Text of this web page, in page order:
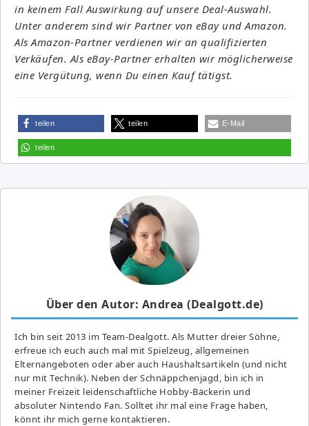
in keinem Fall Auswirkung auf unsere Deal-Auswahl.
Unter anderem sind wir Partner von eBay und Amazon.
Als Amazon-Partner verdienen wir an qualifizierten
Verkäufen. Als eBay-Partner erhalten wir möglicherweise
eine Vergütung, wenn Du einen Kauf tätigst.
teilen teilen E-Mail
teilen
Über den Autor: Andrea (Dealgott.de)
Ich bin seit 2013 im Team-Dealgott. Als Mutter dreier Söhne,
erfreue ich euch auch mal mit Spielzeug, allgemeinen
Elternangeboten oder aber auch Haushaltsartikeln (und nicht
nur mit Technik). Neben der Schnäppchenjagd, bin ich in
meiner Freizeit leidenschaftliche Hobby-Bäckerin und
absoluter Nintendo Fan. Solltet ihr mal eine Frage haben,
könnt ihr mich gerne kontaktieren.